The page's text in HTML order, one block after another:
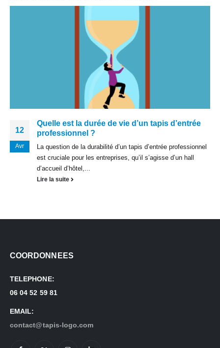
12
Avr
Quelle est la durée de vie d’un tapis d’entrée
professionnel ?
La question de la durabilité d’un tapis d’entrée professionnel
est cruciale pour les entreprises, qu’il s’agisse d’un hall
d’accueil d’hôtel,...
Lire la suite
COORDONNEES
TELEPHONE:
06 04 52 59 81
EMAIL:
contact@tapis-logo.com